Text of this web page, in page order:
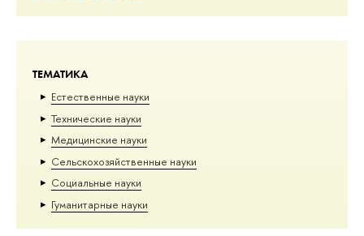
ТЕМАТИКА
Естественные науки
Тех­ничес­кие науки
Медицинские науки
Сельскохозяйственные науки
Социальные науки
Гуманитарные науки